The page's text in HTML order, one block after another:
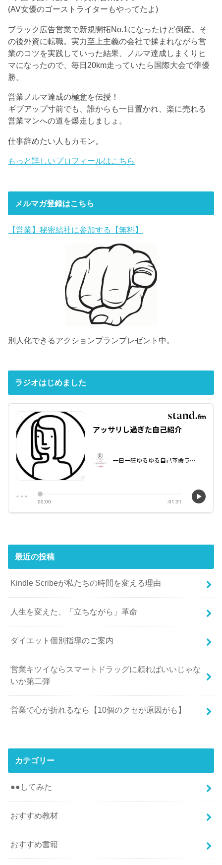
(AV女優のゴーストライターもやってたよ)
ブラック広告営業で新規開拓No.1になったけど倒産。そ
の後外資に転職。実力至上主義の会社で揉まれながら営
業のコツを実践していった結果、ノルマ達成しまくりヒ
マになったので、毎日20km走っていたら国際大会で準優
勝。
営業ノルマ達成の極意を伝授！
ギブアップ寸前でも、誰からも一目置かれ、楽に売れる
営業マンへの道を爆走しましょ。
仕事辞めたい人もカモン。
もっと詳しいプロフィールはこちら
メルマガ登録はこちら
【営業】秘密結社に参加する【無料】
別人化できるアクションプランプレゼント中。
ラジオはじめました
最近の投稿
Kindle Scribeが私たちの時間を変える理由
人生を変えた、「立ちながら」革命
ダイエット個別指導のご案内
営業キツイならスマートドラッグに頼ればいいじゃな
いか第二弾
営業で心が折れるなら【10個のクセが原因がも】
カテゴリー
●●してみた
おすすめ教材
おすすめ書籍